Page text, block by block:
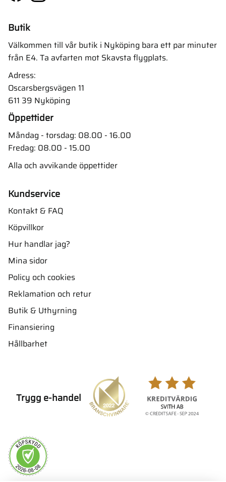
Butik
Välkommen till vår butik i Nyköping bara ett par minuter
från E4. Ta avfarten mot Skavsta flygplats.
Adress:
Oscarsbergsvägen 11
611 39 Nyköping
Öppettider
Måndag - torsdag: 08.00 - 16.00
Fredag: 08.00 - 15.00
Alla och avvikande öppettider
Kundservice
Kontakt & FAQ
Köpvillkor
Hur handlar jag?
Mina sidor
Policy och cookies
Reklamation och retur
Butik & Uthyrning
Finansiering
Hållbarhet
Trygg e-handel